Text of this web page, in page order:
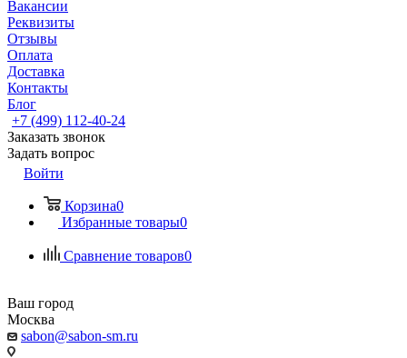
Вакансии
Реквизиты
Отзывы
Оплата
Доставка
Контакты
Блог
+7 (499) 112-40-24
Заказать звонок
Задать вопрос
Войти
Корзина0
Избранные товары0
Сравнение товаров0
Ваш город
Москва
sabon@sabon-sm.ru